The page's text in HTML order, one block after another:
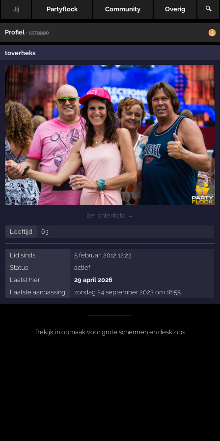
Jij Partyflock Community Overig 🔍
Profiel · 1279990
toverheks
berichtenfoto →
Leeftijd 63
Lid sinds
5 februari 2012 12:23
Status
actief
Laatst hier
29 april 2026
Laatste aanpassing
zondag 24 september 2023 om 18:55
Bekijk in opmaak voor grote schermen en desktops